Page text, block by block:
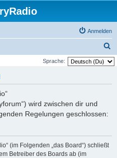
Anmelden
u
Sprache:
wird zwischen dir und
Regelungen geschlossen:
(im Folgenden „das Board“) schließt
Betreiber des Boards ab (im